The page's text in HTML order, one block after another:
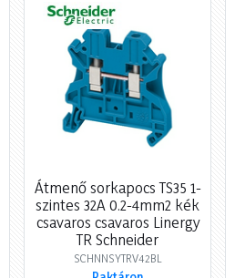
Átmenő sorkapocs TS35 1-
szintes 32A 0.2-4mm2 kék
csavaros csavaros Linergy
TR Schneider
SCHNNSYTRV42BL